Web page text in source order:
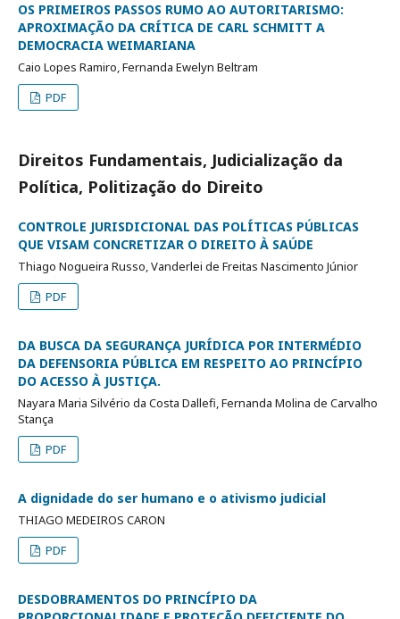
OS PRIMEIROS PASSOS RUMO AO AUTORITARISMO:
APROXIMAÇÃO DA CRÍTICA DE CARL SCHMITT A
DEMOCRACIA WEIMARIANA
Caio Lopes Ramiro, Fernanda Ewelyn Beltram
PDF
Direitos Fundamentais, Judicialização da
Política, Politização do Direito
CONTROLE JURISDICIONAL DAS POLÍTICAS PÚBLICAS
QUE VISAM CONCRETIZAR O DIREITO À SAÚDE
Thiago Nogueira Russo, Vanderlei de Freitas Nascimento Júnior
PDF
DA BUSCA DA SEGURANÇA JURÍDICA POR INTERMÉDIO
DA DEFENSORIA PÚBLICA EM RESPEITO AO PRINCÍPIO
DO ACESSO À JUSTIÇA.
Nayara Maria Silvério da Costa Dallefi, Fernanda Molina de Carvalho
Stança
PDF
A dignidade do ser humano e o ativismo judicial
THIAGO MEDEIROS CARON
PDF
DESDOBRAMENTOS DO PRINCÍPIO DA